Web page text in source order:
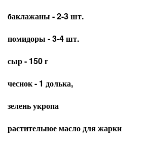
баклажаны - 2-3 шт.
помидоры - 3-4 шт.
сыр - 150 г
чеснок - 1 долька,
зелень укропа
растительное масло для жарки